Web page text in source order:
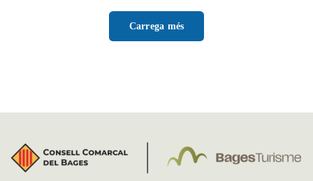
Carrega més